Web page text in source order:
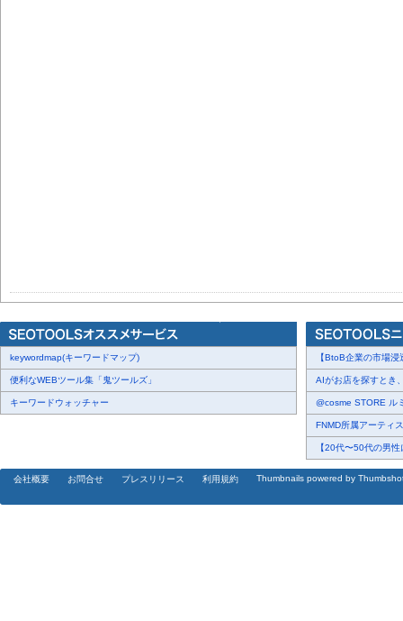
keywordmap(キーワードマップ)
便利なWEBツール集「鬼ツールズ」
キーワードウォッチャー
【BtoB企業の市場
AIがお店を探すとき
@cosme STORE ル
FNMD所属アーティ
【20代〜50代の男
会社概要 お問合せ プレスリリース 利用規約 Thumbnails powered by